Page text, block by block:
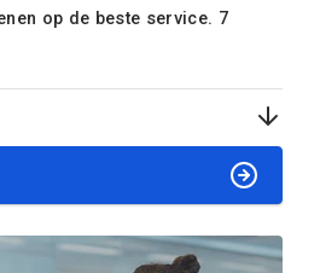
op de beste service. 7